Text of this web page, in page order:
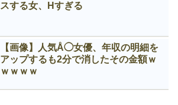
スする女、Нすぎる
【画像】人気Å◯女優、年収の明細を
アップするも2分で消したその金額ｗ
ｗｗｗｗ